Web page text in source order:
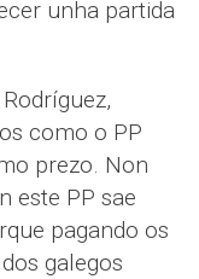
unha partida
como o PP
prezo. Non
este PP sae
pagando os
galegos